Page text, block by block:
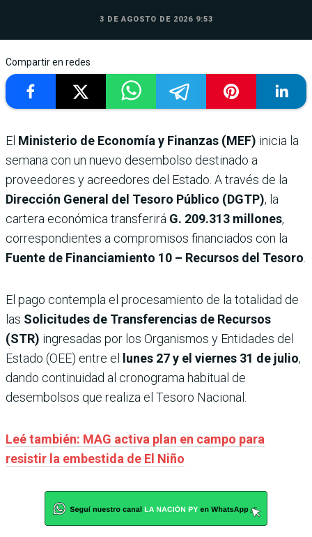
3 DE AGOSTO DE 2026 9:53
Compartir en redes
El Ministerio de Economía y Finanzas (MEF) inicia la
semana con un nuevo desembolso destinado a
proveedores y acreedores del Estado. A través de la
Dirección General del Tesoro Público (DGTP), la
cartera económica transferirá G. 209.313 millones,
correspondientes a compromisos financiados con la
Fuente de Financiamiento 10 – Recursos del Tesoro.
El pago contempla el procesamiento de la totalidad de
las Solicitudes de Transferencias de Recursos
(STR) ingresadas por los Organismos y Entidades del
Estado (OEE) entre el
lunes 27 y el viernes 31 de julio,
dando continuidad al cronograma habitual de
desembolsos que realiza el Tesoro Nacional.
Leé también: MAG activa plan en campo para
resistir la embestida de El Niño